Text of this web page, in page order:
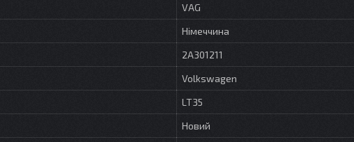
VAG
Німеччина
2A301211
Volkswagen
LT35
Новий